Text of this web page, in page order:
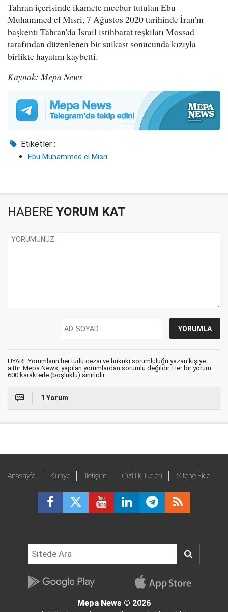
Tahran içerisinde ikamete mecbur tutulan Ebu
Muhammed el Mısri, 7 Ağustos 2020 tarihinde İran'ın
başkenti Tahran'da İsrail istihbarat teşkilatı Mossad
tarafından düzenlenen bir suikast sonucunda kızıyla
birlikte hayatını kaybetti.
Kaynak: Mepa News
Etiketler :
Ebu Muhammed el Mısri
HABERE YORUM KAT
UYARI: Yorumların her türlü cezai ve hukuki sorumluluğu yazan kişiye
aittir. Mepa News, yapılan yorumlardan sorumlu değildir. Her bir yorum
600 karakterle (boşluklu) sınırlıdır.
1 Yorum
Anasayfa Künye İletişim Gizlilik İlkeleri Sitene Ekle
Mepa News © 2026